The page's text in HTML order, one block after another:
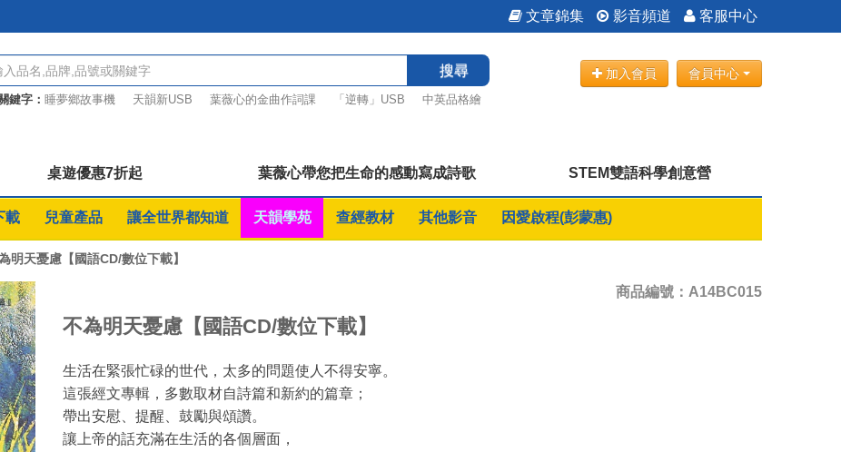
文章錦集 影音頻道 客服中心
搜尋
鍵字： 睡夢鄉故事機 天韻新USB 葉薇心的金曲作詞課 「逆轉」USB
中英品格繪
加入會員 會員中心
桌遊優惠7折起 葉薇心帶您把生命的感動寫成詩歌 STEM雙語科學創意營
載 兒童產品 讓全世界都知道 天韻學苑 查經教材 其他影音 因愛啟程(彭蒙惠)
明天憂慮【國語CD/數位下載】
商品編號：A14BC015
不為明天憂慮【國語CD/數位下載】
生活在緊張忙碌的世代，太多的問題使人不得安寧。
這張經文專輯，多數取材自詩篇和新約的篇章；
帶出安慰、提醒、鼓勵與頌讚。
讓上帝的話充滿在生活的各個層面，